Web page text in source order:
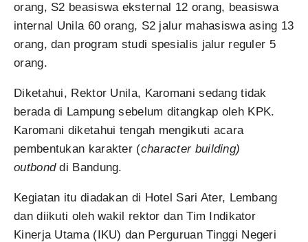
orang, S2 beasiswa eksternal 12 orang, beasiswa
internal Unila 60 orang, S2 jalur mahasiswa asing 13
orang, dan program studi spesialis jalur reguler 5
orang.
Diketahui, Rektor Unila, Karomani sedang tidak
berada di Lampung sebelum ditangkap oleh KPK.
Karomani diketahui tengah mengikuti acara
pembentukan karakter (character building)
outbonddi Bandung.
Kegiatan itu diadakan di Hotel Sari Ater, Lembang
dan diikuti oleh wakil rektor dan Tim Indikator
Kinerja Utama (IKU) dan Perguruan Tinggi Negeri